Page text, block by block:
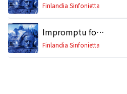
Finlandia Sinfonietta
Impromptu for String Orchestra
Finlandia Sinfonietta